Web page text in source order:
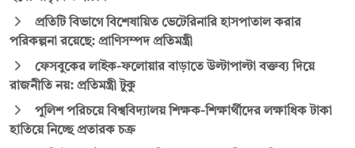
প্রতিটি বিভাগে বিশেষায়িত ভেটেরিনারি হাসপাতাল করার
পরিকল্পনা রয়েছে: প্রাণিসম্পদ প্রতিমন্ত্রী
ফেসবুকের লাইক-ফলোয়ার বাড়াতে উল্টাপাল্টা বক্তব্য দিয়ে
রাজনীতি নয়: প্রতিমন্ত্রী টুকু
পুলিশ পরিচয়ে বিশ্ববিদ্যালয় শিক্ষক-শিক্ষার্থীদের লক্ষাধিক টাকা
হাতিয়ে নিচ্ছে প্রতারক চক্র